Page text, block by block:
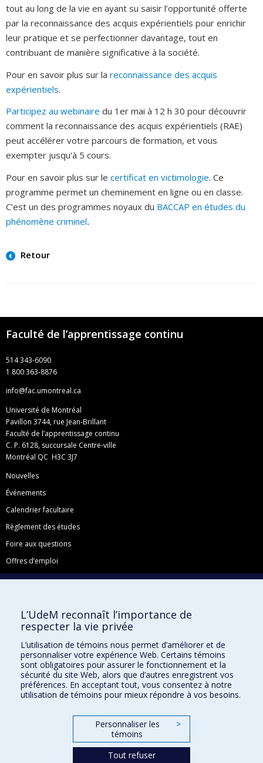
tout au long de la vie en ayant su saisir l’opportunité offerte
par la reconnaissance des acquis expérientiels pour enrichir
leur pratique et se perfectionner davantage, tout en
contribuant de manière significative à la société.
Pour en savoir plus sur la reconnaissance des acquis
expérientiels.
Participez au webinaire du 1er mai à 12 h 30 pour découvrir
comment la reconnaissance des acquis expérientiels (RAE)
peut accélérer votre parcours de formation, et vous
exempter jusqu'à 5 cours.
Pour en savoir plus sur le certificat en victimologie. Ce
programme permet un cheminement en ligne ou en classe.
C’est un des programmes noyaux du BACCAP en études du
phénomène criminel.
Retour
Faculté de l’apprentissage continu
514 343-6090
1 800 363-8876
info@fac.umontreal.ca
Université de Montréal
Pavillon 3744, rue Jean-Brillant
Faculté de l’apprentissage continu
C. P. 6128, succursale Centre-ville
Montréal QC H3C 3J7
Nouvelles
Événements
Calendrier facultaire
Règlement des études
Foire aux questions
Offres d’emploi
Facebook
LinkedIn
YouTube
Toutes nos présences sociales
École de français
Centre de perfectionnement
Abonnez-vous à notre infolettre
L’UdeM reconnaît l’importance de
respecter la vie privée
L’utilisation de témoins nous permet d’améliorer et de
personnaliser votre expérience Web. Certains témoins
sont obligatoires pour assurer le fonctionnement et la
sécurité du site Web, alors que d’autres enregistrent vos
préférences. En acceptant tout, vous consentez à notre
utilisation de témoins pour mieux répondre à vos besoins.
Personnaliser les
témoins
>
Tout refuser